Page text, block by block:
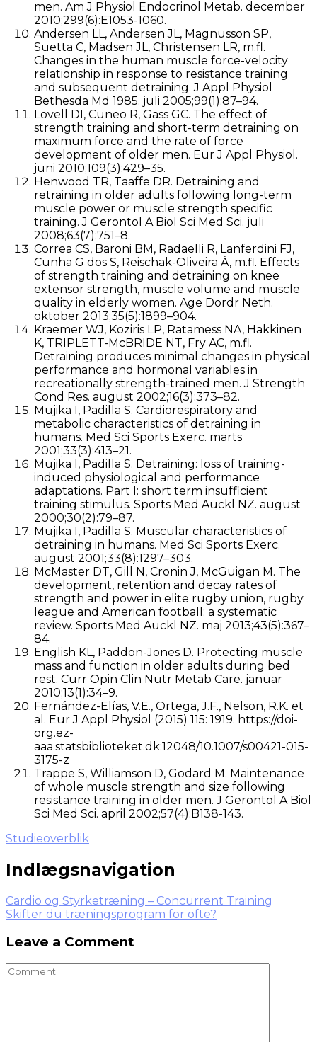
men. Am J Physiol Endocrinol Metab. december
2010;299(6):E1053-1060.
Andersen LL, Andersen JL, Magnusson SP,
Suetta C, Madsen JL, Christensen LR, m.fl.
Changes in the human muscle force-velocity
relationship in response to resistance training
and subsequent detraining. J Appl Physiol
Bethesda Md 1985. juli 2005;99(1):87–94.
Lovell DI, Cuneo R, Gass GC. The effect of
strength training and short-term detraining on
maximum force and the rate of force
development of older men. Eur J Appl Physiol.
juni 2010;109(3):429–35.
Henwood TR, Taaffe DR. Detraining and
retraining in older adults following long-term
muscle power or muscle strength specific
training. J Gerontol A Biol Sci Med Sci. juli
2008;63(7):751–8.
Correa CS, Baroni BM, Radaelli R, Lanferdini FJ,
Cunha G dos S, Reischak-Oliveira Á, m.fl. Effects
of strength training and detraining on knee
extensor strength, muscle volume and muscle
quality in elderly women. Age Dordr Neth.
oktober 2013;35(5):1899–904.
Kraemer WJ, Koziris LP, Ratamess NA, Hakkinen
K, TRIPLETT-McBRIDE NT, Fry AC, m.fl.
Detraining produces minimal changes in physical
performance and hormonal variables in
recreationally strength-trained men. J Strength
Cond Res. august 2002;16(3):373–82.
Mujika I, Padilla S. Cardiorespiratory and
metabolic characteristics of detraining in
humans. Med Sci Sports Exerc. marts
2001;33(3):413–21.
Mujika I, Padilla S. Detraining: loss of training-
induced physiological and performance
adaptations. Part I: short term insufficient
training stimulus. Sports Med Auckl NZ. august
2000;30(2):79–87.
Mujika I, Padilla S. Muscular characteristics of
detraining in humans. Med Sci Sports Exerc.
august 2001;33(8):1297–303.
McMaster DT, Gill N, Cronin J, McGuigan M. The
development, retention and decay rates of
strength and power in elite rugby union, rugby
league and American football: a systematic
review. Sports Med Auckl NZ. maj 2013;43(5):367–
84.
English KL, Paddon-Jones D. Protecting muscle
mass and function in older adults during bed
rest. Curr Opin Clin Nutr Metab Care. januar
2010;13(1):34–9.
Fernández-Elías, V.E., Ortega, J.F., Nelson, R.K. et
al. Eur J Appl Physiol (2015) 115: 1919. https://doi-
org.ez-
aaa.statsbiblioteket.dk:12048/10.1007/s00421-015-
3175-z
Trappe S, Williamson D, Godard M. Maintenance
of whole muscle strength and size following
resistance training in older men. J Gerontol A Biol
Sci Med Sci. april 2002;57(4):B138-143.
Studieoverblik
Indlægsnavigation
Cardio og Styrketræning – Concurrent Training
Skifter du træningsprogram for ofte?
Leave a Comment